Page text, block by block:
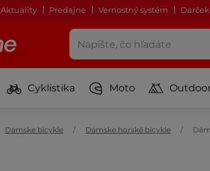
Aktuality Predajne Vernostný systém
Cyklistika Moto
Dámske bicykle Dámske horské bicykle